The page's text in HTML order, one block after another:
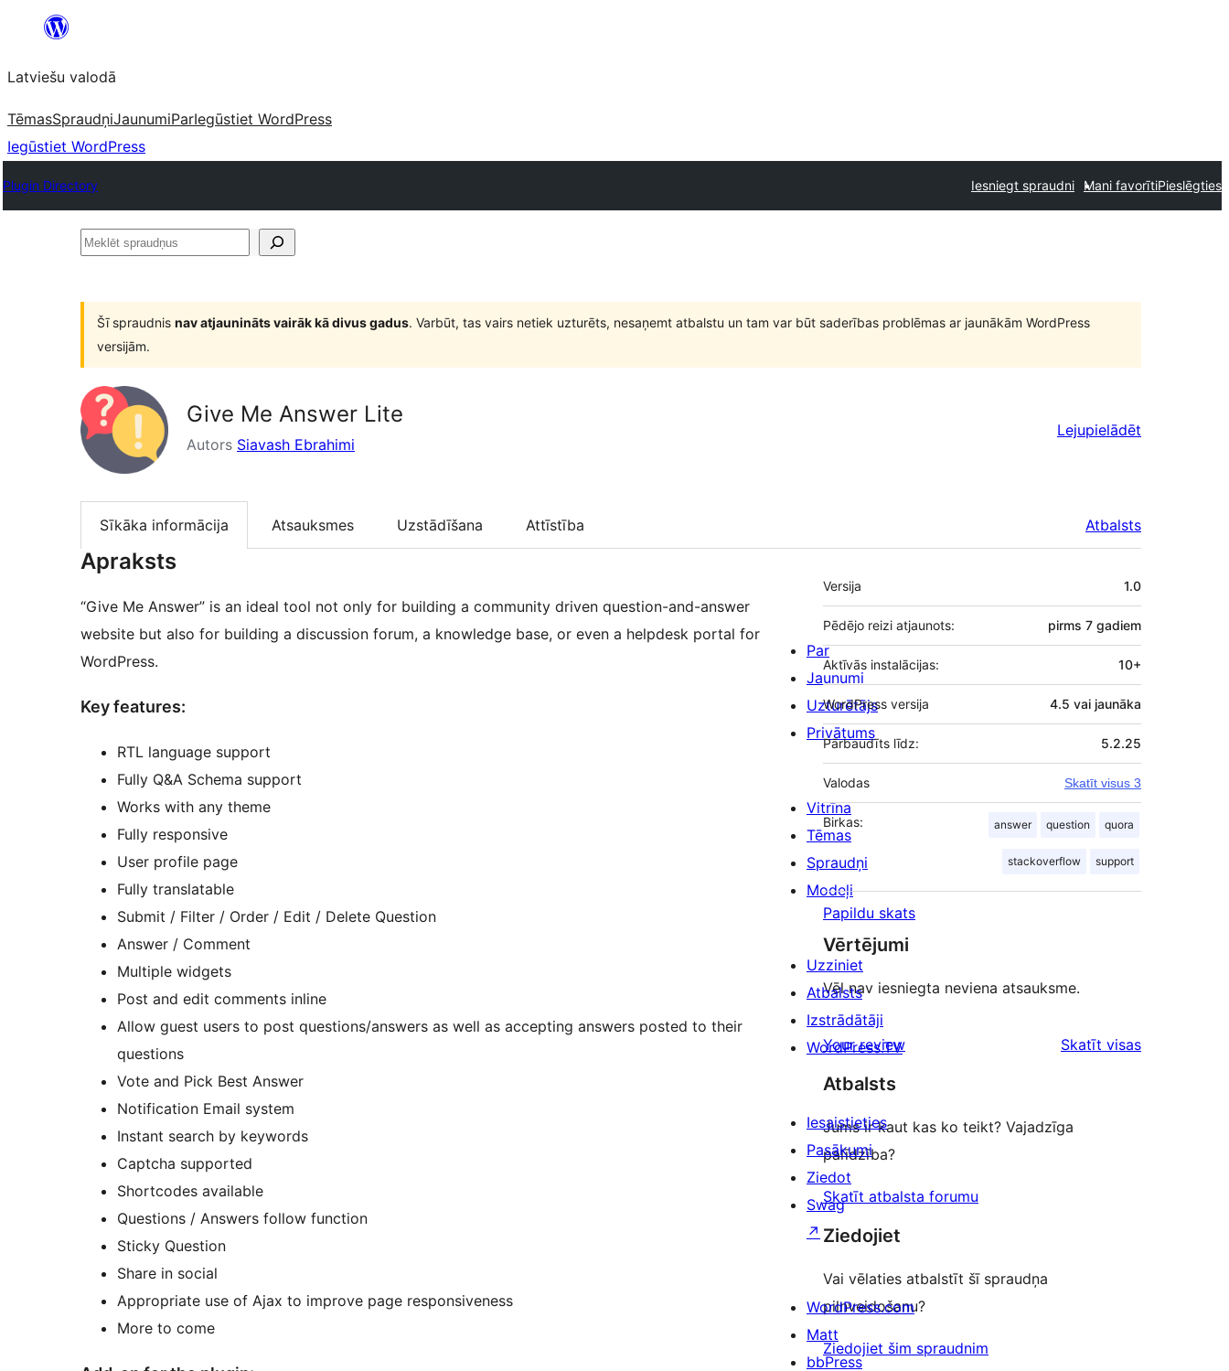
Pāriet
saturu
Latviešu valodā
TēmasSpraudņiJaunumiParIegūstiet WordPress
Iegūstiet WordPress
Plugin Directory Iesniegt spraudni Mani favorītiPieslēgties
Meklēt
Šī spraudnis nav atjaunināts vairāk kā divus gadus. Varbūt, tas vairs netiek uzturēts, nesaņemt atbalstu un tam var būt saderības problēmas ar jaunākām WordPress
versijām.
Give Me Answer Lite
Autors Siavash Ebrahimi
Lejupielādēt
Sīkāka informācija Atsauksmes Uzstādīšana Attīstība Atbalsts
Apraksts
“Give Me Answer” is an ideal tool not only for building a community driven question-and-answer
website but also for building a discussion forum, a knowledge base, or even a helpdesk portal for
WordPress.
Key features:
RTL language support
Fully Q&A Schema support
Works with any theme
Fully responsive
User profile page
Fully translatable
Submit / Filter / Order / Edit / Delete Question
Answer / Comment
Multiple widgets
Post and edit comments inline
Allow guest users to post questions/answers as well as accepting answers posted to their
questions
Vote and Pick Best Answer
Notification Email system
Instant search by keywords
Captcha supported
Shortcodes available
Questions / Answers follow function
Sticky Question
Share in social
Appropriate use of Ajax to improve page responsiveness
More to come
Meta
Versija 1.0
Pēdējo reizi atjaunots: pirms 7 gadiem
Aktīvās instalācijas: 10+
WordPress versija 4.5 vai jaunāka
Pārbaudīts līdz: 5.2.25
Valodas Skatīt visus 3
Birkas: answer question quora
stackoverflow support
Papildu skats
Vērtējumi
Vēl nav iesniegta neviena atsauksme.
Your review Skatīt visasatsauksmes
Atbalsts
Jums ir kaut kas ko teikt? Vajadzīga
palīdzība?
Skatīt atbalsta forumu
Ziedojiet
Vai vēlaties atbalstīt šī spraudņa
pilnveidošanu?
Ziedojiet šim spraudnim
Par
Jaunumi
Uzturētājs
Privātums
Vitrīna
Tēmas
Spraudņi
Modeļi
Uzziniet
Atbalsts
Izstrādātāji
WordPress.TV
Iesaistieties
Pasākumi
Ziedot
Swag
↗
WordPress.com
Matt
bbPress